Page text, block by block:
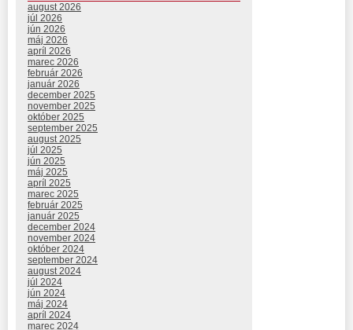
august 2026
júl 2026
jún 2026
máj 2026
apríl 2026
marec 2026
február 2026
január 2026
december 2025
november 2025
október 2025
september 2025
august 2025
júl 2025
jún 2025
máj 2025
apríl 2025
marec 2025
február 2025
január 2025
december 2024
november 2024
október 2024
september 2024
august 2024
júl 2024
jún 2024
máj 2024
apríl 2024
marec 2024